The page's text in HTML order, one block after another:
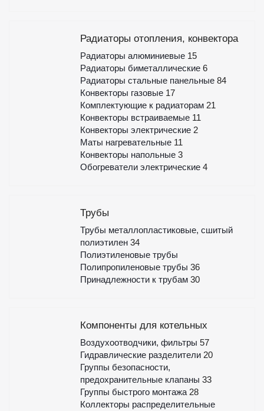
Радиаторы отопления, конвектора
Радиаторы алюминиевые 15
Радиаторы биметаллические 6
Радиаторы стальные панельные 84
Конвекторы газовые 17
Комплектующие к радиаторам 21
Конвекторы встраиваемые 11
Конвекторы электрические 2
Маты нагревательные 11
Конвекторы напольные 3
Обогреватели электрические 4
Трубы
Трубы металлопластиковые, сшитый
полиэтилен 34
Полиэтиленовые трубы
Полипропиленовые трубы 36
Принадлежности к трубам 30
Компоненты для котельных
Воздухоотводчики, фильтры 57
Гидравлические разделители 20
Группы безопасности,
предохранительные клапаны 33
Группы быстрого монтажа 28
Коллекторы распределительные